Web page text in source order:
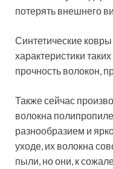
потерять внешнего
Синтетические
характеристики
прочность волокон,
Также сейчас
волокна
разнообразием и
уходе, их волокна
пыли, но они, к